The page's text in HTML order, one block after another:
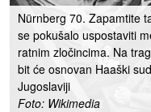
Nürnberg 70. Zapamtite
se pokušalo uspostaviti
ratnim zločincima. Na
bit će osnovan Haaški
Jugoslaviji
Foto: Wikimedia